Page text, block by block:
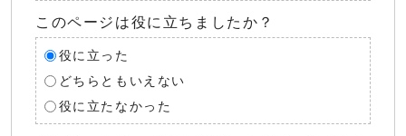
このページは役に立ちましたか？
役に立った
どちらともいえない
役に立たなかった